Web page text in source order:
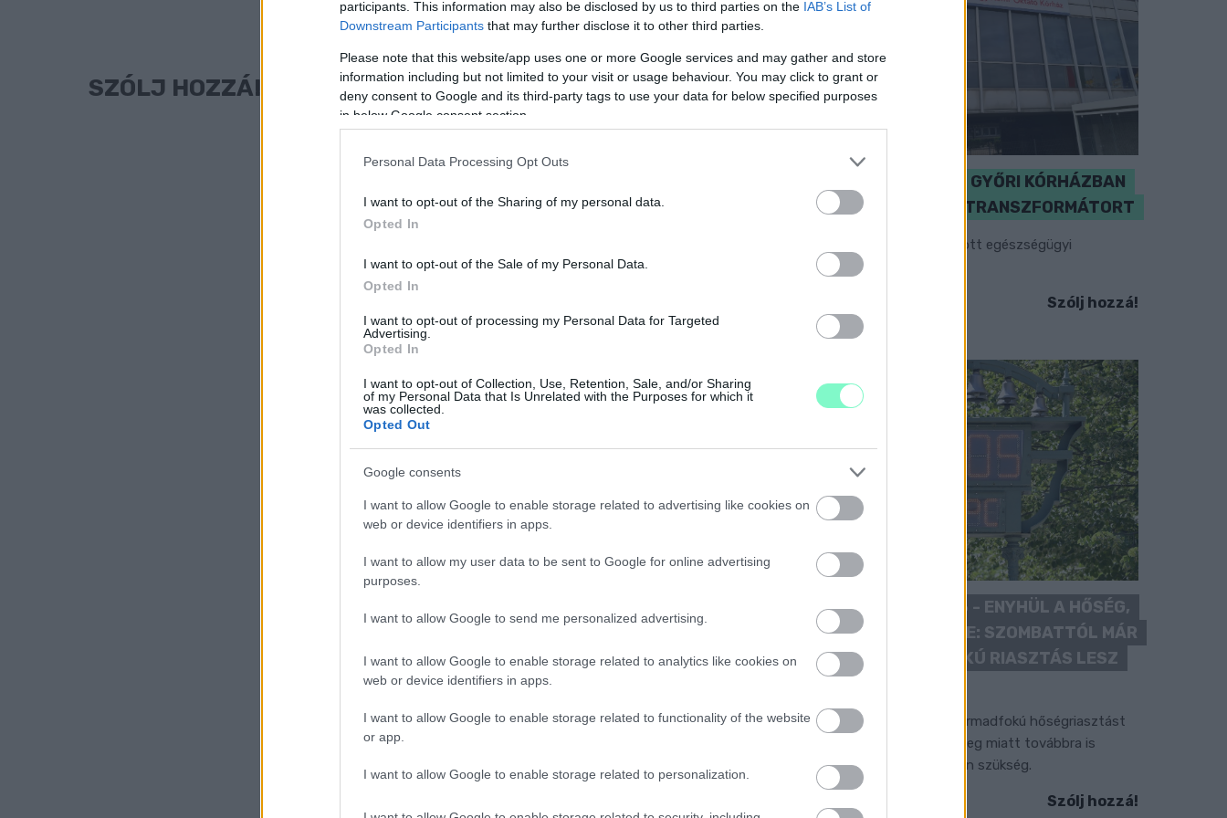
participants. This information may also be disclosed by us to third parties on the IAB’s List of
Downstream Participants that may further disclose it to other third parties.
Please note that this website/app uses one or more Google services and may gather and store
information including but not limited to your visit or usage behaviour. You may click to grant or
deny consent to Google and its third-party tags to use your data for below specified purposes
in below Google consent section.
Personal Data Processing Opt Outs
I want to opt-out of the Sharing of my personal data.
Opted In
I want to opt-out of the Sale of my Personal Data.
Opted In
I want to opt-out of processing my Personal Data for Targeted
Advertising.
Opted In
I want to opt-out of Collection, Use, Retention, Sale, and/or Sharing
of my Personal Data that Is Unrelated with the Purposes for which it
was collected.
Opted Out
Google consents
I want to allow Google to enable storage related to advertising like cookies on
web or device identifiers in apps.
I want to allow my user data to be sent to Google for online advertising
purposes.
I want to allow Google to send me personalized advertising.
I want to allow Google to enable storage related to analytics like cookies on
web or device identifiers in apps.
I want to allow Google to enable storage related to functionality of the website
or app.
I want to allow Google to enable storage related to personalization.
SZÓLJ HOZZÁ!
KICSERÉLTÉK A GYŐRI KÓRHÁZBAN
MEGHIBÁSODOTT TRANSZFORMÁTORT
Megkezdték az elhalasztott egészségügyi
ellátásokat.
Szólj hozzá!
KÁNIKULA 2026 - ENYHÜL A HŐSÉG,
DE MÉG NINCS VÉGE: SZOMBATTÓL MÁR
“CSAK” MÁSODFOKÚ RIASZTÁS LESZ
A július vége óta tartó harmadfokú hőségriasztást
mérséklik, de a tartós meleg miatt továbbra is
fokozott óvatosságra van szükség.
Szólj hozzá!